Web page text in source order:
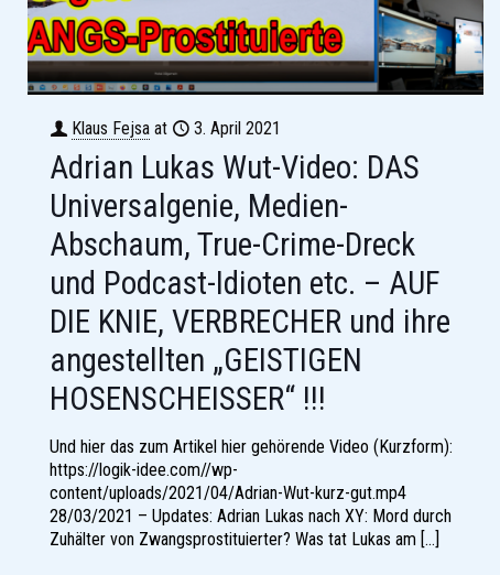
Klaus Fejsa at 3. April 2021
Adrian Lukas Wut-Video: DAS
Universalgenie, Medien-
Abschaum, True-Crime-Dreck
und Podcast-Idioten etc. – AUF
DIE KNIE, VERBRECHER und ihre
angestellten „GEISTIGEN
HOSENSCHEISSER“ !!!
Und hier das zum Artikel hier gehörende Video (Kurzform):
https://logik-idee.com//wp-
content/uploads/2021/04/Adrian-Wut-kurz-gut.mp4
28/03/2021 – Updates: Adrian Lukas nach XY: Mord durch
Zuhälter von Zwangsprostituierter? Was tat Lukas am […]